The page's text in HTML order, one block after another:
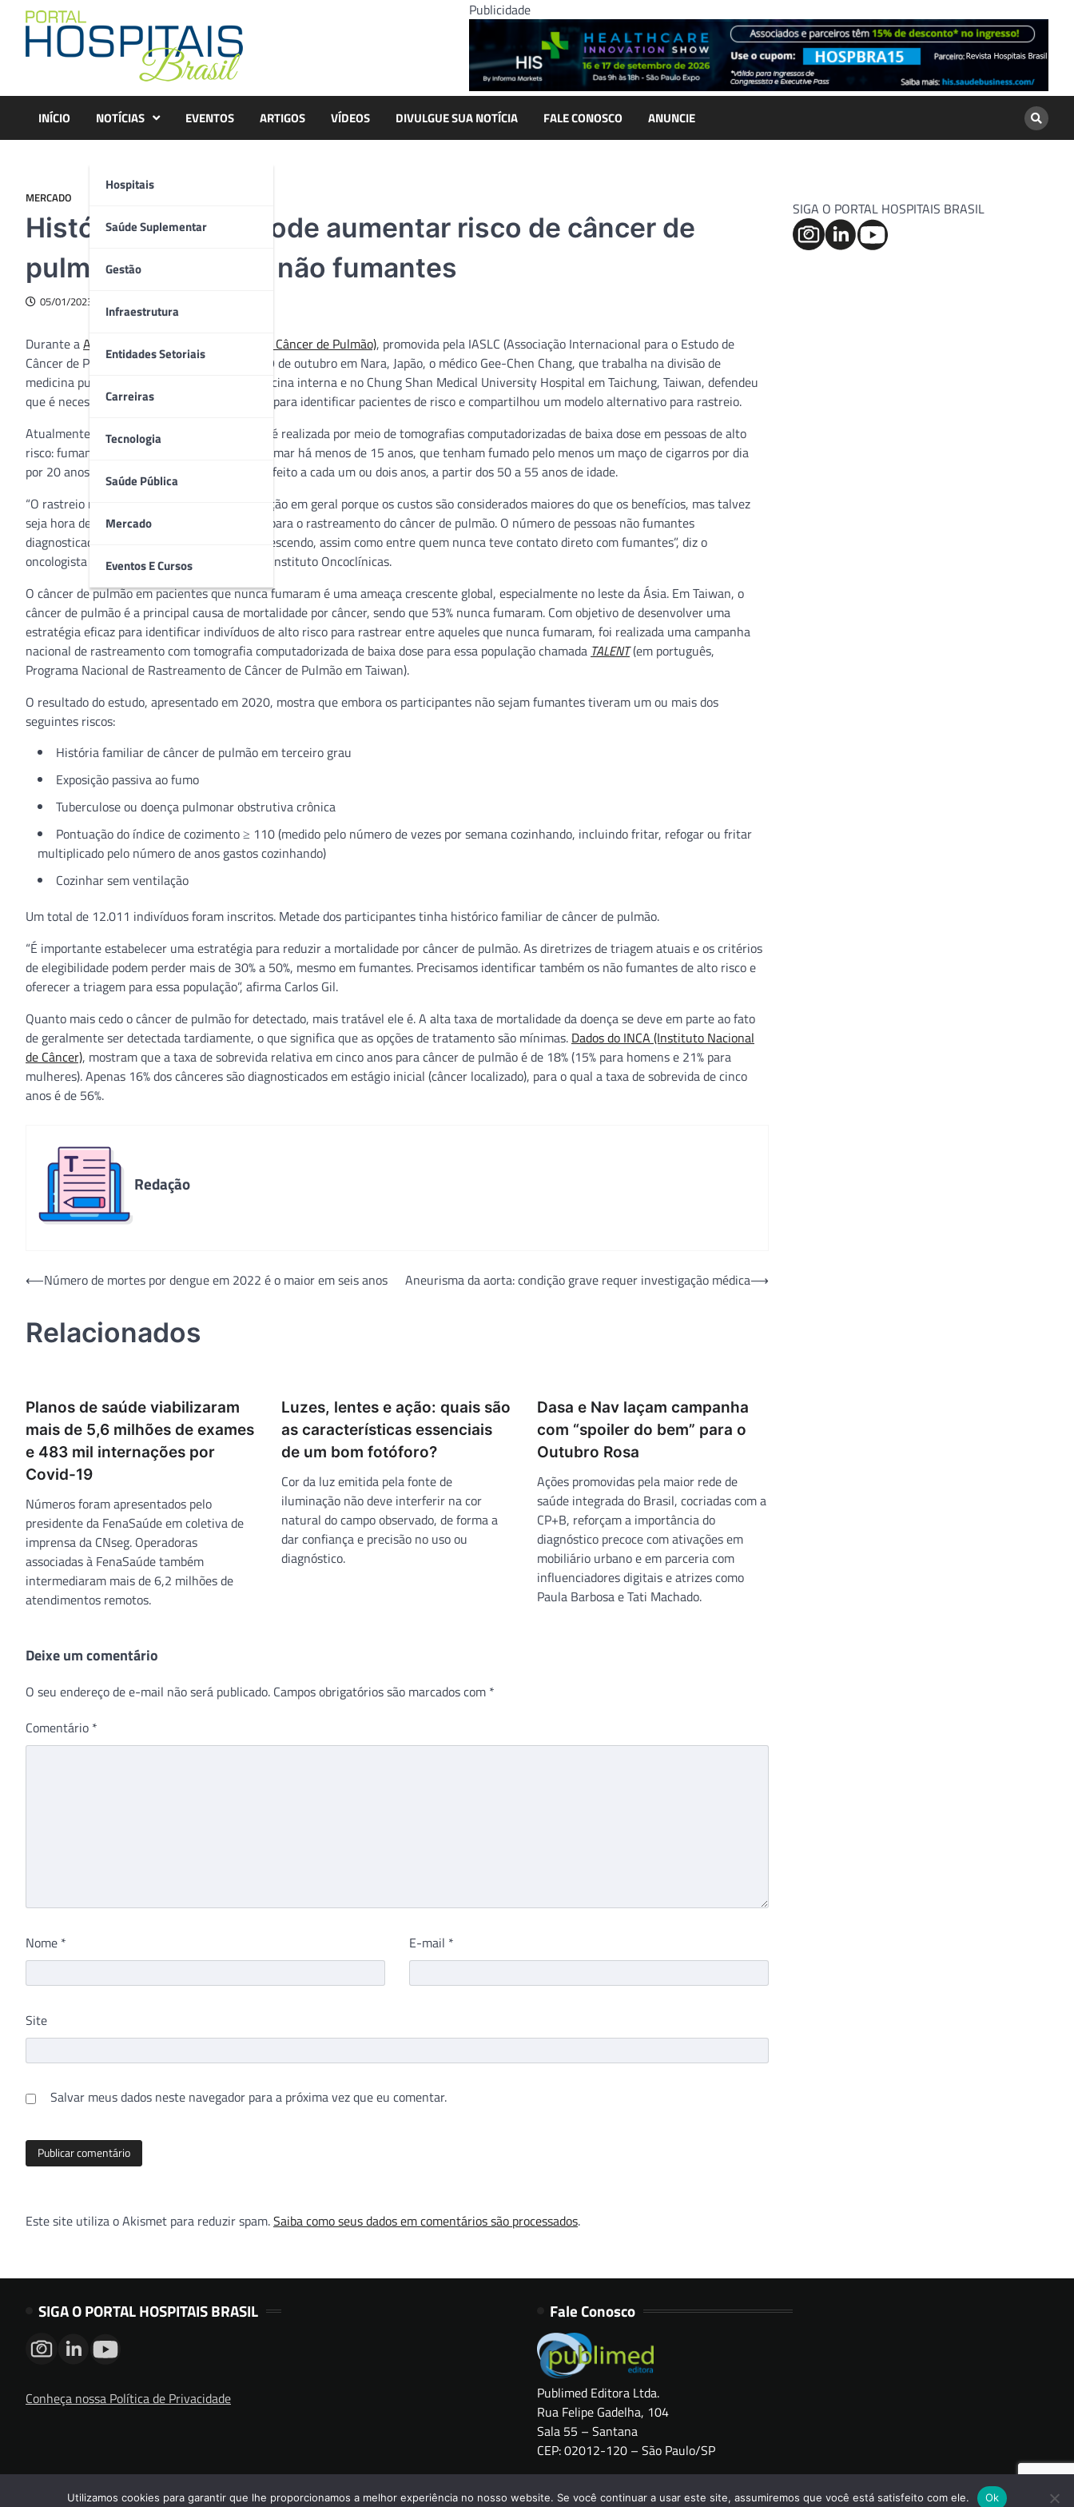
content
Publicidade
INÍCIO NOTÍCIAS
Hospitais
Saúde Suplementar
Gestão
Infraestrutura
Entidades Setoriais
Carreiras
Tecnologia
Saúde Pública
Mercado
Eventos E Cursos
EVENTOS ARTIGOS VÍDEOS DIVULGUE SUA NOTÍCIA FALE CONOSCO ANUNCIE
MERCADO
Histórico familiar pode aumentar risco de câncer de
pulmão mesmo em não fumantes
05/01/2023
Durante aACLC22 (Conferência da Ásia sobre Câncer de Pulmão), promovida pela IASLC (Associação Internacional para o Estudo de
Câncer de Pulmão), que ocorreu entre 27 e 29 de outubro em Nara, Japão, o médico Gee-Chen Chang, que trabalha na divisão de
medicina pulmonar no departamento de medicina interna e no Chung Shan Medical University Hospital em Taichung, Taiwan, defendeu
que é necessário ir além do histórico de fumo para identificar pacientes de risco e compartilhou um modelo alternativo para rastreio.
Atualmente, a detecção do câncer de pulmão é realizada por meio de tomografias computadorizadas de baixa dose em pessoas de alto
risco: fumantes ou pessoas que pararam de fumar há menos de 15 anos, que tenham fumado pelo menos um maço de cigarros por dia
por 20 anos. A orientação é que o exame seja feito a cada um ou dois anos, a partir dos 50 a 55 anos de idade.
“O rastreio não é recomendado para a população em geral porque os custos são considerados maiores do que os benefícios, mas talvez
seja hora de pensar em uma nova estratégia para o rastreamento do câncer de pulmão. O número de pessoas não fumantes
diagnosticadas com câncer de pulmão vem crescendo, assim como entre quem nunca teve contato direto com fumantes”, diz o
oncologista Carlos Gil Ferreira, presidente do Instituto Oncoclínicas.
O câncer de pulmão em pacientes que nunca fumaram é uma ameaça crescente global, especialmente no leste da Ásia. Em Taiwan, o
câncer de pulmão é a principal causa de mortalidade por câncer, sendo que 53% nunca fumaram. Com objetivo de desenvolver uma
estratégia eficaz para identificar indivíduos de alto risco para rastrear entre aqueles que nunca fumaram, foi realizada uma campanha
nacional de rastreamento com tomografia computadorizada de baixa dose para essa população chamada TALENT(em português,
Programa Nacional de Rastreamento de Câncer de Pulmão em Taiwan).
O resultado do estudo, apresentado em 2020, mostra que embora os participantes não sejam fumantes tiveram um ou mais dos
seguintes riscos:
História familiar de câncer de pulmão em terceiro grau
Exposição passiva ao fumo
Tuberculose ou doença pulmonar obstrutiva crônica
Pontuação do índice de cozimento ≥ 110 (medido pelo número de vezes por semana cozinhando, incluindo fritar, refogar ou fritar
multiplicado pelo número de anos gastos cozinhando)
Cozinhar sem ventilação
Um total de 12.011 indivíduos foram inscritos. Metade dos participantes tinha histórico familiar de câncer de pulmão.
“É importante estabelecer uma estratégia para reduzir a mortalidade por câncer de pulmão. As diretrizes de triagem atuais e os critérios
de elegibilidade podem perder mais de 30% a 50%, mesmo em fumantes. Precisamos identificar também os não fumantes de alto risco e
oferecer a triagem para essa população”, afirma Carlos Gil.
Quanto mais cedo o câncer de pulmão for detectado, mais tratável ele é. A alta taxa de mortalidade da doença se deve em parte ao fato
de geralmente ser detectada tardiamente, o que significa que as opções de tratamento são mínimas. Dados do INCA (Instituto Nacional
de Câncer), mostram que a taxa de sobrevida relativa em cinco anos para câncer de pulmão é de 18% (15% para homens e 21% para
mulheres). Apenas 16% dos cânceres são diagnosticados em estágio inicial (câncer localizado), para o qual a taxa de sobrevida de cinco
anos é de 56%.
Redação
Navegação
Post
⟵Número de mortes por dengue em 2022 é o maior em seis anos Aneurisma da aorta: condição grave requer investigação médica⟶
Relacionados
Planos de saúde viabilizaram
mais de 5,6 milhões de exames
e 483 mil internações por
Covid-19
Números foram apresentados pelo
presidente da FenaSaúde em coletiva de
imprensa da CNseg. Operadoras
associadas à FenaSaúde também
intermediaram mais de 6,2 milhões de
atendimentos remotos.
Luzes, lentes e ação: quais são
as características essenciais
de um bom fotóforo?
Cor da luz emitida pela fonte de
iluminação não deve interferir na cor
natural do campo observado, de forma a
dar confiança e precisão no uso ou
diagnóstico.
Dasa e Nav laçam campanha
com “spoiler do bem” para o
Outubro Rosa
Ações promovidas pela maior rede de
saúde integrada do Brasil, cocriadas com a
CP+B, reforçam a importância do
diagnóstico precoce com ativações em
mobiliário urbano e em parceria com
influenciadores digitais e atrizes como
Paula Barbosa e Tati Machado.
Deixe um comentário
O seu endereço de e-mail não será publicado. Campos obrigatórios são marcados com *
Comentário *
Nome * E-mail *
Site
Salvar meus dados neste navegador para a próxima vez que eu comentar.
Este site utiliza o Akismet para reduzir spam.Saiba como seus dados em comentários são processados.
SIGA O PORTAL HOSPITAIS BRASIL
SIGA O PORTAL HOSPITAIS BRASIL
Conheça nossa Política de Privacidade
Fale Conosco
Publimed Editora Ltda.
Rua Felipe Gadelha, 104
Sala 55 – Santana
CEP: 02012-120 – São Paulo/SP
Copyright © 2026HOSPITAIS BRASIL
Utilizamos cookies para garantir que lhe proporcionamos a melhor experiência no nosso website. Se você continuar a usar este site, assumiremos que você está satisfeito com ele. Ok